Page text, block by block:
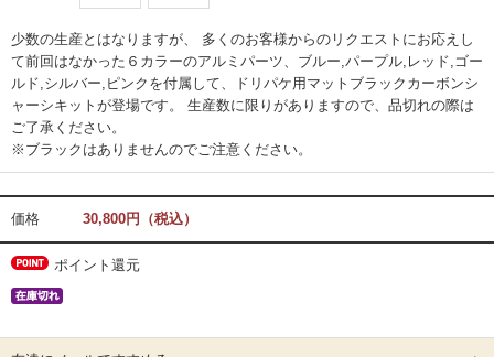
少数の生産とはなりますが、 多くのお客様からのリクエストにお応えし
て前回はなかった６カラーのアルミパーツ、ブルー,パープル,レッド,ゴー
ルド,シルバー,ピンクを付属して、ドリパケ用マットブラックカーボンシ
ャーシキットが登場です。 生産数に限りがありますので、品切れの際は
ご了承ください。
※ブラックはありませんのでご注意ください。
価格 30,800円（税込）
ポイント還元